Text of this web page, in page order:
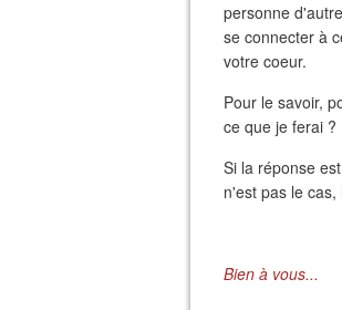
personne
se connecter à
votre coeur.
Pour le savoir,
ce que je ferai ?
Si la réponse
n'est pas le
Bien à vous...